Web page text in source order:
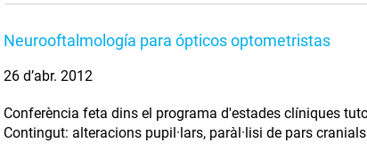
Neurooftalmología para ópticos optometristas
26 d’abr. 2012
Conferència feta dins el programa d'estades clíniques
Contingut: alteracions pupil·lars, paràl·lisi de pars